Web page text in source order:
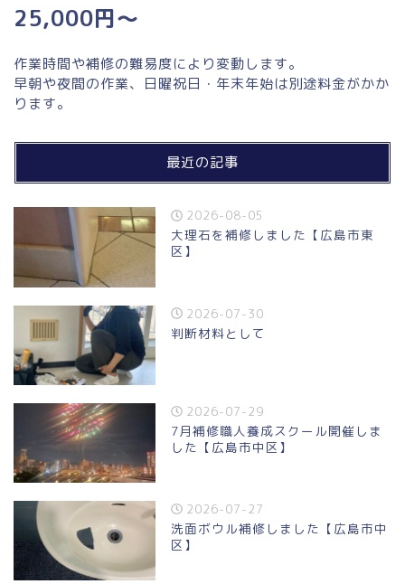
25,000円～
作業時間や補修の難易度により変動します。
早朝や夜間の作業、日曜祝日・年末年始は別途料金がかか
ります。
最近の記事
2026-08-05
大理石を補修しました【広島市東
区】
2026-07-30
判断材料として
2026-07-29
7月補修職人養成スクール開催しま
した【広島市中区】
2026-07-27
洗面ボウル補修しました【広島市中
区】